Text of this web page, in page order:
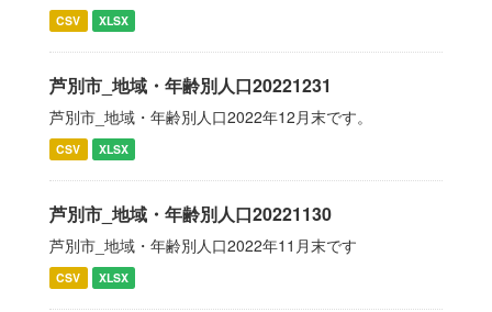
CSV XLSX
芦別市_地域・年齢別人口20221231
芦別市_地域・年齢別人口2022年12月末です。
CSV XLSX
芦別市_地域・年齢別人口20221130
芦別市_地域・年齢別人口2022年11月末です
CSV XLSX